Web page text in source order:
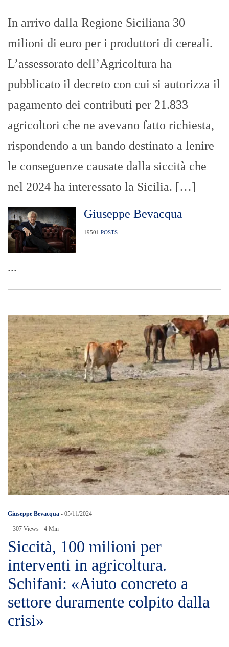
In arrivo dalla Regione Siciliana 30
milioni di euro per i produttori di cereali.
L’assessorato dell’Agricoltura ha
pubblicato il decreto con cui si autorizza il
pagamento dei contributi per 21.833
agricoltori che ne avevano fatto richiesta,
rispondendo a un bando destinato a lenire
le conseguenze causate dalla siccità che
nel 2024 ha interessato la Sicilia. […]
Giuseppe Bevacqua
19501 POSTS
...
Giuseppe Bevacqua - 05/11/2024
307 Views 4 Min
Siccità, 100 milioni per
interventi in agricoltura.
Schifani: «Aiuto concreto a
settore duramente colpito dalla
crisi»